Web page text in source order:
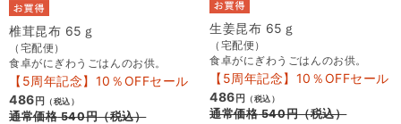
椎茸昆布 65ｇ
（宅配便）
食卓がにぎわうごはんのお供。
【5周年記念】10％OFFセール
486 円 （税込）
通常価格540円（税込）
生姜昆布 65ｇ
（宅配便）
食卓がにぎわうごはんのお供。
【5周年記念】10％OFFセール
486 円 （税込）
通常価格540円（税込）